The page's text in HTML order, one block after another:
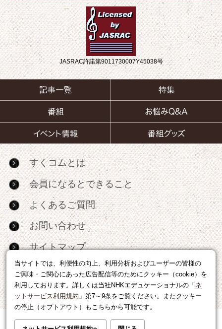
当サイトでは、利便性の向上、利用分析およびユーザーの皆様の
ご興味・ご関心にあった広告配信等のためにクッキー（cookie）を
利用しております。詳しくは当社NHKエデュケーショナルの「 ネ
ットサービス利用規約 」第7～9条をご覧ください。またクッキー
の停止（オプトアウト）もこちらから可能です。
JASRAC許諾第9011730007Y45038号
すくコムとは
会員になるとできること
よくあるご質問
お問い合わせ
サイトマップ
RSS
広告出稿・パートナーシップについて
利用規約|個人情報の取り扱いについて